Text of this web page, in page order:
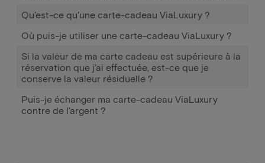
Qu'est-ce qu'une carte-cadeau ViaLuxury ?
Où puis-je utiliser une carte-cadeau ViaLuxury ?
Si la valeur de ma carte cadeau est supérieure à la
réservation que j'ai effectuée, est-ce que je
conserve la valeur résiduelle ?
Puis-je échanger ma carte-cadeau ViaLuxury
contre de l'argent ?